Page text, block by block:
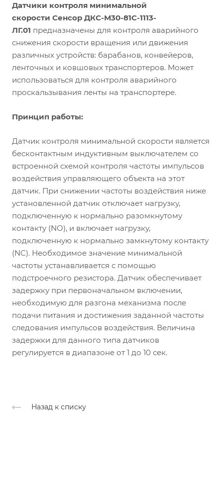
регулируется в диапазоне от 1 до 10 сек.
Датчики контроля минимальной
скорости Сенсор ДКС-М30-81С-1113-
ЛГ.01 предназначены для контроля аварийного
снижения скорости вращения или движения
различных устройств: барабанов, конвейеров,
ленточных и ковшовых транспортеров. Может
использоваться для контроля аварийного
проскальзывания ленты на транспортере.
Принцип работы:
Датчик контроля минимальной скорости является
бесконтактным индуктивным выключателем со
встроенной схемой контроля частоты импульсов
воздействия управляющего объекта на этот
датчик. При снижении частоты воздействия ниже
установленной датчик отключает нагрузку,
подключенную к нормально разомкнутому
контакту (NO), и включает нагрузку,
подключенную к нормально замкнутому контакту
(NC). Необходимое значение минимальной
частоты устанавливается с помощью
подстроечного резистора. Датчик обеспечивает
задержку при первоначальном включении,
необходимую для разгона механизма после
подачи питания и достижения заданной частоты
следования импульсов воздействия. Величина
задержки для данного типа датчиков
регулируется в диапазоне от 1 до 10 сек.
Назад к списку